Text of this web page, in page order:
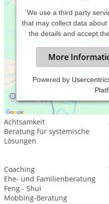
We use a third party
that may collect data
the details and accept
More
Powered by
Leistungsspektrum:
Psychologische Beratung
Achtsamkeit
Beratung für systemische
Lösungen
Coaching
Ehe- und Familienberatung
Feng - Shui
Mobbing-Beratung